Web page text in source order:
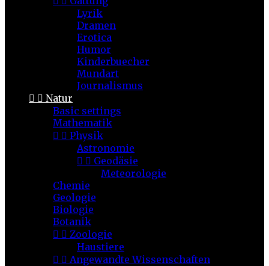
Lyrik
Dramen
Erotica
Humor
Kinderbuecher
Mundart
Journalismus
  Natur
Basic settings
Mathematik
  Physik
Astronomie
  Geodäsie
Meteorologie
Chemie
Geologie
Biologie
Botanik
  Zoologie
Haustiere
  Angewandte Wissenschaften